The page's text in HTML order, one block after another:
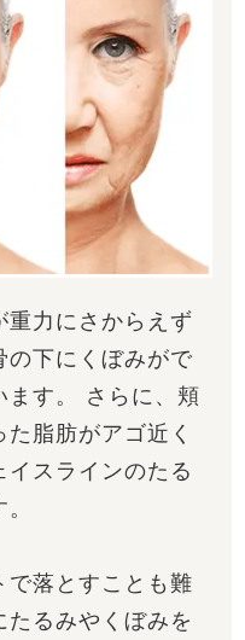
重力にさからえず
の下にくぼみがで
ます。 さらに、頬
脂肪がアゴ近く
スラインのたる
で落とすことも難
たるみやくぼみを